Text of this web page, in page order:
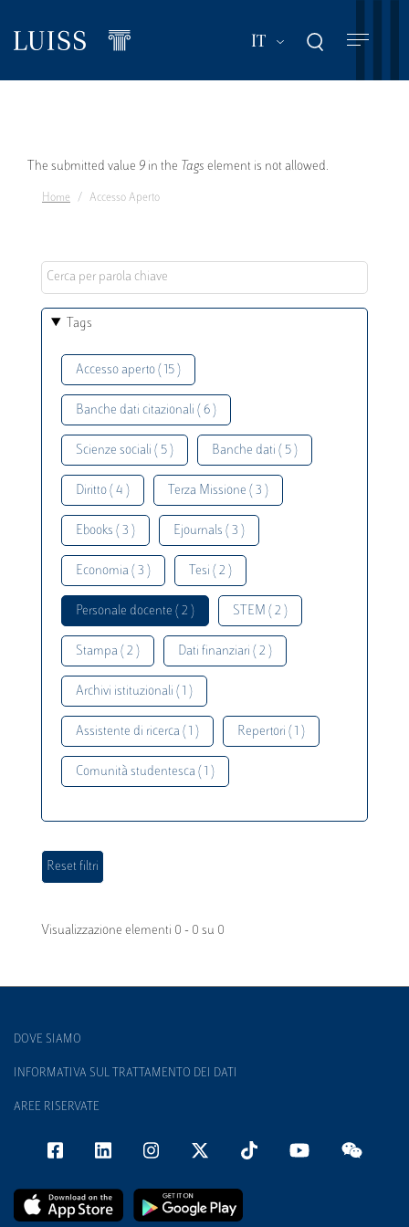
contenuto
IT Mostra ulteriori
Messaggio
di
The submitted value 9 in the Tags element is not allowed.
Home Accesso Aperto
Tags
Accesso aperto ( 15 )
Banche dati citazionali ( 6 )
Scienze sociali ( 5 ) Banche dati ( 5 )
Diritto ( 4 ) Terza Missione ( 3 )
Ebooks ( 3 ) Ejournals ( 3 )
Economia ( 3 ) Tesi ( 2 )
Personale docente ( 2 ) STEM ( 2 )
Stampa ( 2 ) Dati finanziari ( 2 )
Archivi istituzionali ( 1 )
Assistente di ricerca ( 1 ) Repertori ( 1 )
Comunità studentesca ( 1 )
Visualizzazione elementi 0 - 0 su 0
DOVE SIAMO
INFORMATIVA SUL TRATTAMENTO DEI DATI
AREE RISERVATE